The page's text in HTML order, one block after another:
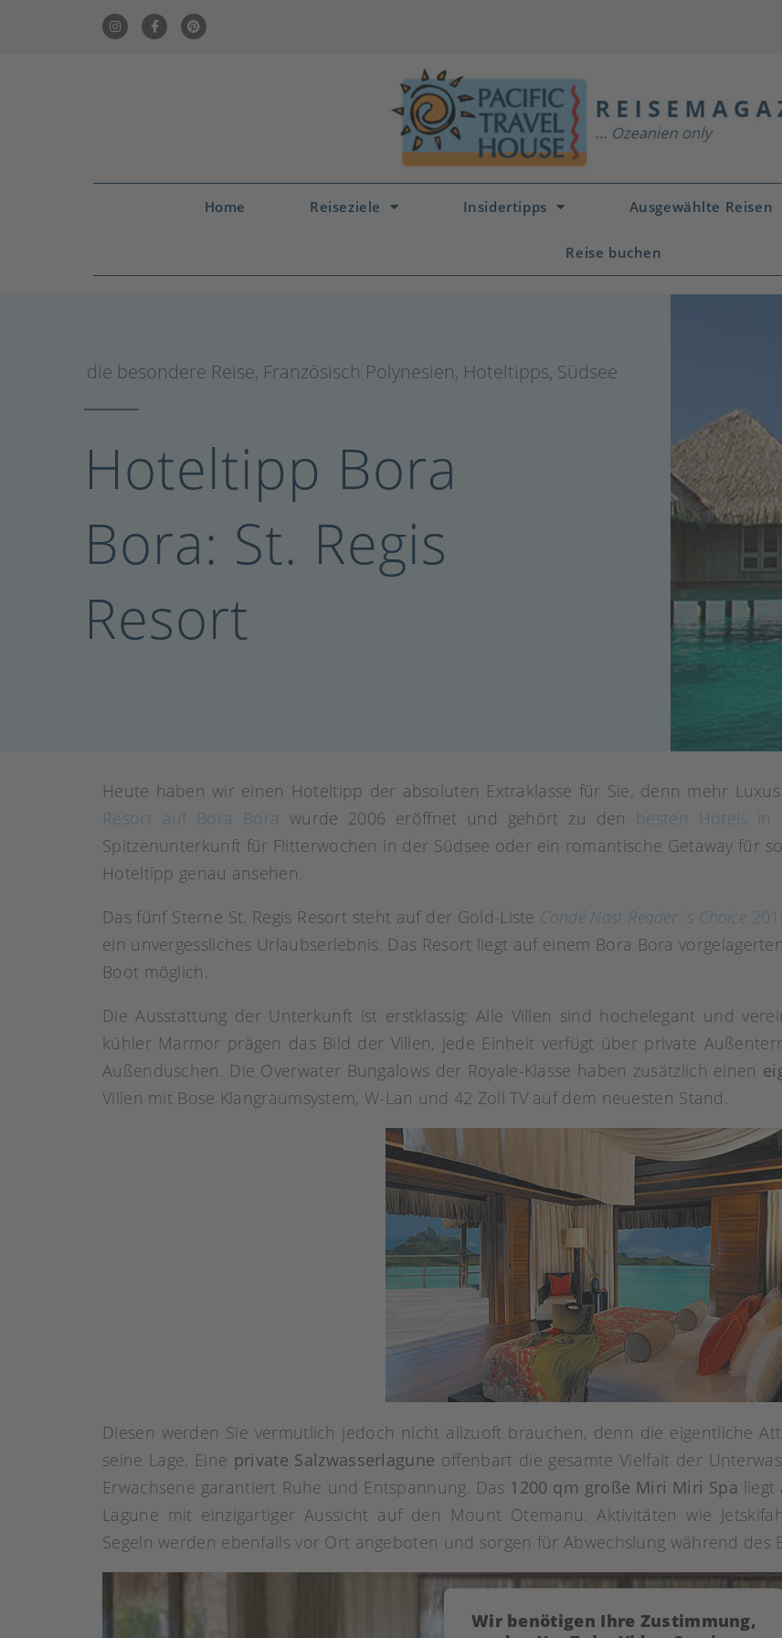
Home Reiseziele Insidertipps Ausgewählte Reisen
Reise buchen
die besondere Reise, Französisch Polynesien, Hoteltipps, Südsee
Hoteltipp Bora
Bora: St. Regis
Resort
Heute haben wir einen Hoteltipp der absoluten Extraklasse für Sie, denn mehr
Resort auf Bora Bora wurde 2006 eröffnet und gehört zu den besten Hotels in
Spitzenunterkunft für Flitterwochen in der Südsee oder ein romantische Getaway für
Hoteltipp genau ansehen.
Das fünf Sterne St. Regis Resort steht auf der Gold-Liste Condé Nast Reader`s Choice
ein unvergessliches Urlaubserlebnis. Das Resort liegt auf einem Bora Bora
Boot möglich.
Die Ausstattung der Unterkunft ist erstklassig: Alle Villen sind hochelegant und
kühler Marmor prägen das Bild der Villen, jede Einheit verfügt über private
Außenduschen. Die Overwater Bungalows der Royale-Klasse haben zusätzlich einen
Villen mit Bose Klangraumsystem, W-Lan und 42 Zoll TV auf dem neuesten Stand.
Diesen werden Sie vermutlich jedoch nicht allzuoft brauchen, denn die eigentliche
seine Lage. Eine private Salzwasserlagune offenbart die gesamte Vielfalt der
Erwachsene garantiert Ruhe und Entspannung. Das 1200 qm große Miri Miri Spa
Lagune mit einzigartiger Aussicht auf den Mount Otemanu. Aktivitäten wie
Segeln werden ebenfalls vor Ort angeboten und sorgen für Abwechslung während des
Wir benötigen Ihre Zustimmung,